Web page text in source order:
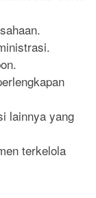
lainnya yang
terkelola